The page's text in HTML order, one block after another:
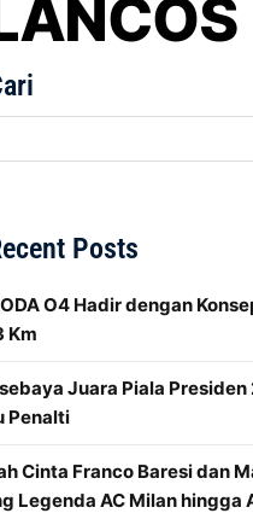
Posts
O4 Hadir dengan
Km
Juara Piala
Penalti
Cinta Franco Baresi dan
Legenda AC Milan hingga